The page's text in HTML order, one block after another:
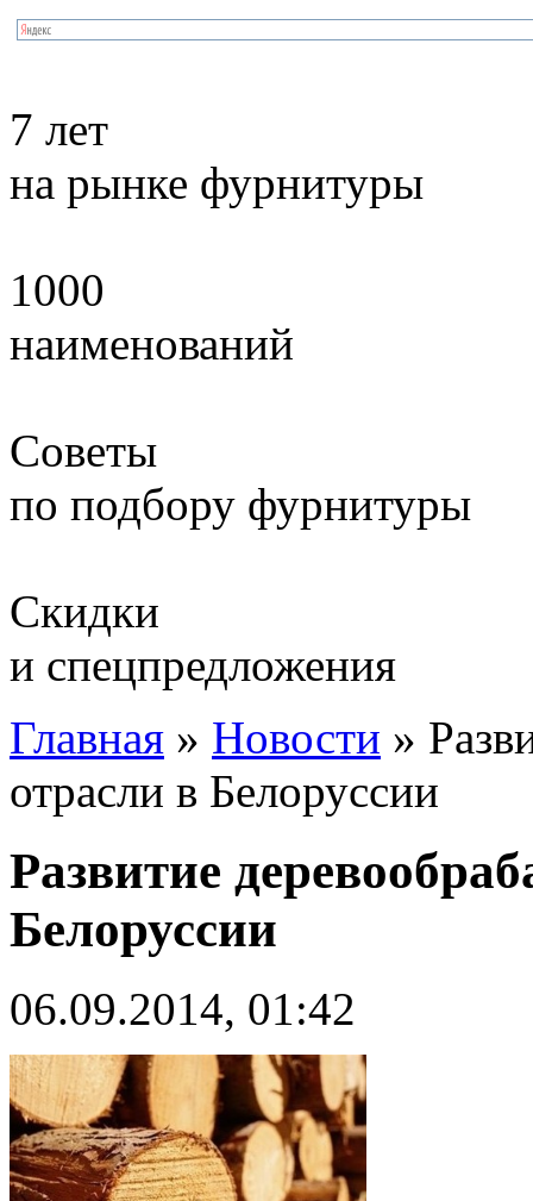
7 лет
на рынке фурнитуры
1000
наименований
Советы
по подбору фурнитуры
Скидки
и спецпредложения
Главная » Новости »
отрасли в Белоруссии
Развитие
Белоруссии
06.09.2014, 01:42